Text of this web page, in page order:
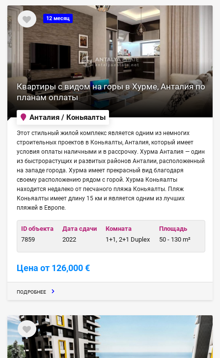
12 месяц
Квартиры с видом на горы в Хурме, Анталия по
планам оплаты
Анталия / Коньяалты
Этот стильный жилой комплекс является одним из немногих
строительных проектов в Коньяалты, Анталия, который имеет
условия оплаты наличными и в рассрочку. Хурма Анталия — один
из быстрорастущих и развитых районов Анталии, расположенный
на западе города. Хурма имеет прекрасный вид благодаря
своему расположению рядом с горой. Хурма Коньяалты
находится недалеко от песчаного пляжа Коньяалты. Пляж
Коньяалты имеет длину 15 км и является одним из лучших
пляжей в Европе.
ID объекта
7859
Дата сдачи
2022
Комната
1+1, 2+1 Duplex
Площадь
50 - 130 m²
Цена от 126,000 €
ПОДРОБНЕЕ